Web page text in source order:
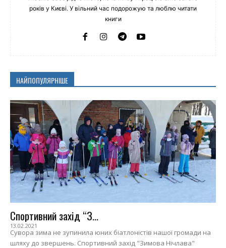
років у Києві. У вільний час подорожую та люблю читати
книги
НАЙПОПУЛЯРНІШЕ
Спортивний захід “З...
13.02.2021
Сувора зима не зупинила юних біатлоністів нашої громади на
шляху до звершень. Спортивний захід "Зимова Нічлава"